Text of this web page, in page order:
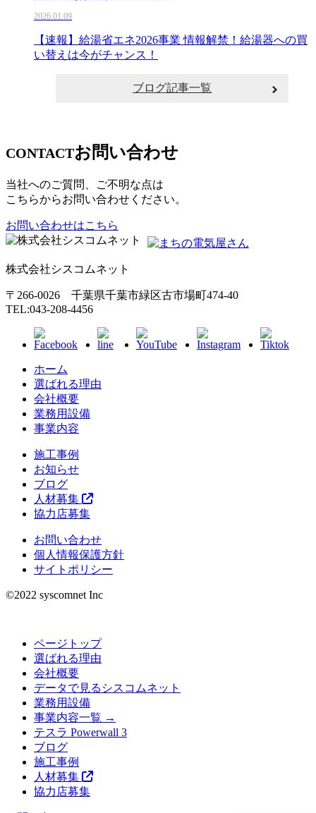
2026.01.09
【速報】給湯省エネ2026事業 情報解禁！給湯器への買
い替えは今がチャンス！
ブログ記事一覧
CONTACTお問い合わせ
当社へのご質問、ご不明な点は
こちらからお問い合わせください。
お問い合わせはこちら
株式会社シスコムネット
〒266-0026 千葉県千葉市緑区古市場町474-40
TEL:043-208-4456
ホーム
選ばれる理由
会社概要
業務用設備
事業内容
施工事例
お知らせ
ブログ
人材募集
協力店募集
お問い合わせ
個人情報保護方針
サイトポリシー
©︎2022 syscomnet Inc
ページトップ
選ばれる理由
会社概要
データで見るシスコムネット
業務用設備
事業内容一覧 →
テスラ Powerwall 3
ブログ
施工事例
人材募集
協力店募集